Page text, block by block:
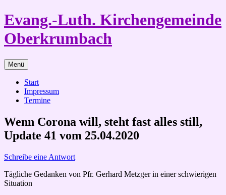
Zum
Inhalt
springen
Evang.-Luth. Kirchengemeinde
Oberkrumbach
Menü
Start
Impressum
Termine
Wenn Corona will, steht fast alles still,
Update 41 vom 25.04.2020
Schreibe eine Antwort
Tägliche Gedanken von Pfr. Gerhard Metzger in einer schwierigen
Situation